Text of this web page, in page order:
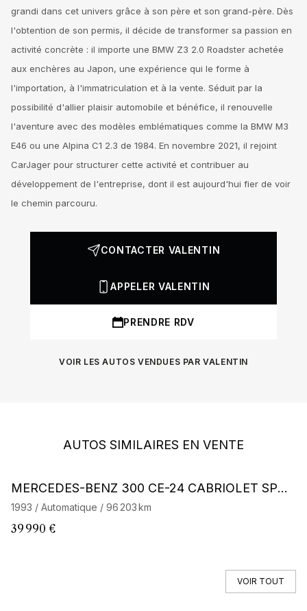
grandi dans cet univers grâce à son père et son grand-père. Dès
l'obtention de son permis, il décide de transformer sa passion en
activité concrète : il importe une BMW Z3 2.0 Roadster achetée
aux enchères au Japon, une expérience qui le forme à
l'importation, à l'immatriculation et à la vente. Séduit par la
possibilité d'allier plaisir automobile et bénéfice, il renouvelle
l'aventure avec des modèles emblématiques comme la BMW M3
E46 ou une Alpina C1 2.3 de 1984. En novembre 2021, il rejoint
CarJager pour structurer cette activité et contribuer au
développement de l'entreprise, dont il est aujourd'hui fier de voir
le chemin parcouru.
CONTACTER VALENTIN
APPELER VALENTIN
PRENDRE RDV
VOIR LES AUTOS VENDUES PAR VALENTIN
AUTOS SIMILAIRES EN VENTE
MERCEDES-BENZ 300 CE-24 CABRIOLET SPOR
TLINE W124
1993 / Automatique / 96 203 km
39 990 €
VOIR TOUT